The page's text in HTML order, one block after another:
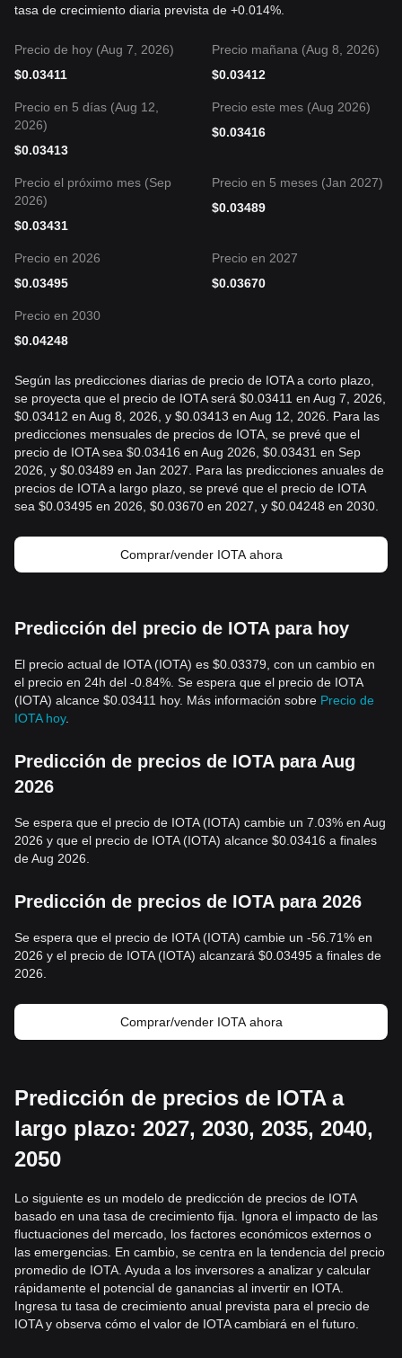
tasa de crecimiento diaria prevista de +0.014%.
Precio de hoy (Aug 7, 2026)
$0.03411
Precio mañana (Aug 8, 2026)
$0.03412
Precio en 5 días (Aug 12,
2026)
$0.03413
Precio este mes (Aug 2026)
$0.03416
Precio el próximo mes (Sep
2026)
$0.03431
Precio en 5 meses (Jan 2027)
$0.03489
Precio en 2026
$0.03495
Precio en 2027
$0.03670
Precio en 2030
$0.04248
Según las predicciones diarias de precio de IOTA a corto plazo,
se proyecta que el precio de IOTA será $0.03411 en Aug 7, 2026,
$0.03412 en Aug 8, 2026, y $0.03413 en Aug 12, 2026. Para las
predicciones mensuales de precios de IOTA, se prevé que el
precio de IOTA sea $0.03416 en Aug 2026, $0.03431 en Sep
2026, y $0.03489 en Jan 2027. Para las predicciones anuales de
precios de IOTA a largo plazo, se prevé que el precio de IOTA
sea $0.03495 en 2026, $0.03670 en 2027, y $0.04248 en 2030.
Comprar/vender IOTA ahora
Predicción del precio de IOTA para hoy
El precio actual de IOTA (IOTA) es $0.03379, con un cambio en
el precio en 24h del -0.84%. Se espera que el precio de IOTA
(IOTA) alcance $0.03411 hoy. Más información sobre Precio de
IOTA hoy.
Predicción de precios de IOTA para Aug
2026
Se espera que el precio de IOTA (IOTA) cambie un 7.03% en Aug
2026 y que el precio de IOTA (IOTA) alcance $0.03416 a finales
de Aug 2026.
Predicción de precios de IOTA para 2026
Se espera que el precio de IOTA (IOTA) cambie un -56.71% en
2026 y el precio de IOTA (IOTA) alcanzará $0.03495 a finales de
2026.
Comprar/vender IOTA ahora
Predicción de precios de IOTA a
largo plazo: 2027, 2030, 2035, 2040,
2050
Lo siguiente es un modelo de predicción de precios de IOTA
basado en una tasa de crecimiento fija. Ignora el impacto de las
fluctuaciones del mercado, los factores económicos externos o
las emergencias. En cambio, se centra en la tendencia del precio
promedio de IOTA. Ayuda a los inversores a analizar y calcular
rápidamente el potencial de ganancias al invertir en IOTA.
Ingresa tu tasa de crecimiento anual prevista para el precio de
IOTA y observa cómo el valor de IOTA cambiará en el futuro.